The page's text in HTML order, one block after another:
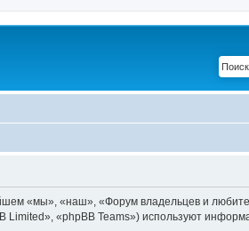
«мы», «наш», «Форум владельцев и
«phpBB Teams») используют